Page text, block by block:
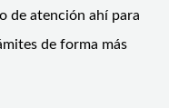
de atención ahí para
de forma más